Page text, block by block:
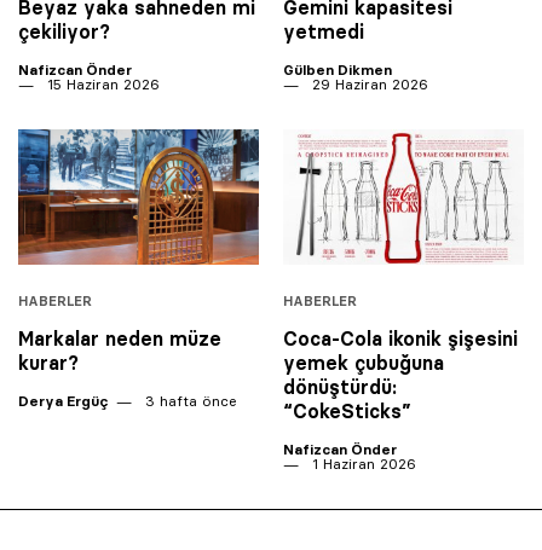
Beyaz yaka sahneden mi
çekiliyor?
Nafizcan Önder
15 Haziran 2026
Gemini kapasitesi
yetmedi
Gülben Dikmen
29 Haziran 2026
HABERLER
Markalar neden müze
kurar?
Derya Ergüç 3 hafta önce
HABERLER
Coca-Cola ikonik şişesini
yemek çubuğuna
dönüştürdü:
“CokeSticks”
Nafizcan Önder
1 Haziran 2026